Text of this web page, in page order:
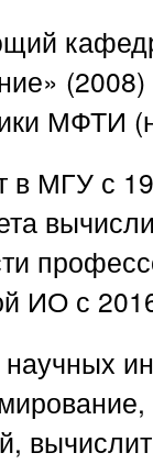
МФТИ
в МГУ с
ИО с